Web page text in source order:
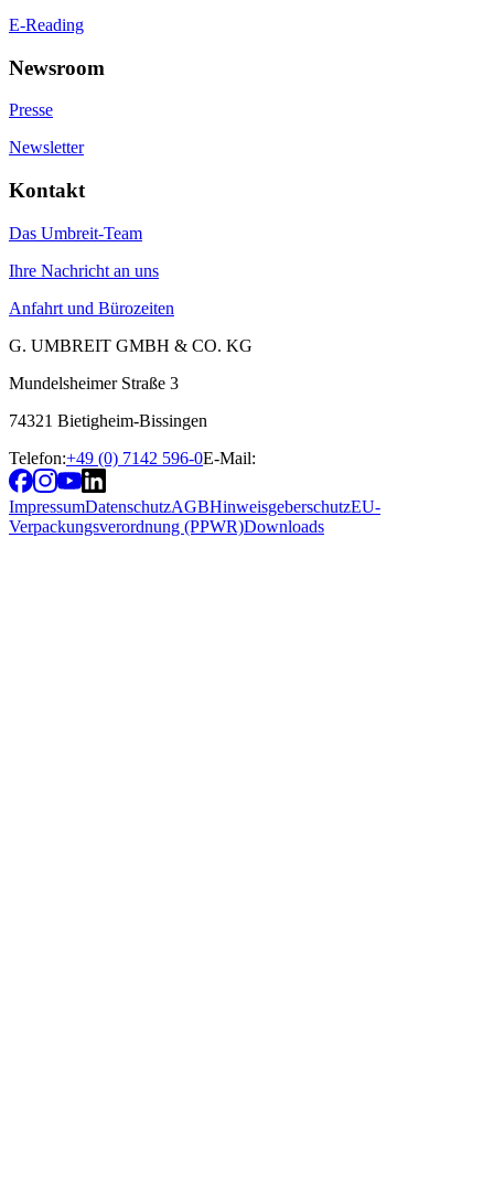
E-Reading
Newsroom
Presse
Newsletter
Kontakt
Das Umbreit-Team
Ihre Nachricht an uns
Anfahrt und Bürozeiten
G. UMBREIT GMBH & CO. KG
Mundelsheimer Straße 3
74321 Bietigheim-Bissingen
Telefon:+49 (0) 7142 596-0E-Mail:
ImpressumDatenschutzAGBHinweisgeberschutzEU-
Verpackungsverordnung (PPWR)Downloads